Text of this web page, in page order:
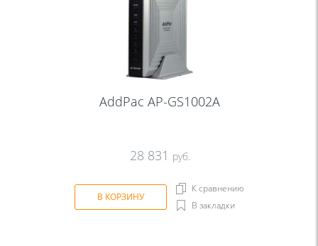
AddPac AP-GS1002A
28 831 руб.
В КОРЗИНУ
К сравнению
В закладки